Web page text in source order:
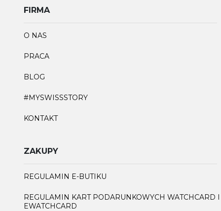
FIRMA
O NAS
PRACA
BLOG
#MYSWISSSTORY
KONTAKT
ZAKUPY
REGULAMIN E-BUTIKU
REGULAMIN KART PODARUNKOWYCH WATCHCARD I
EWATCHCARD